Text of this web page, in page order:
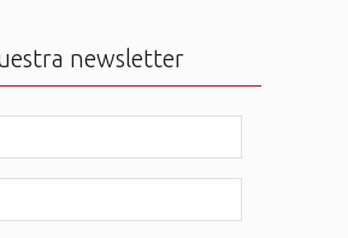
newsletter